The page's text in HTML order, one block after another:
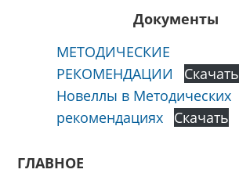
Документы
МЕТОДИЧЕСКИЕ
РЕКОМЕНДАЦИИ
Скачать
Новеллы в Методических
рекомендациях
Скачать
ГЛАВНОЕ